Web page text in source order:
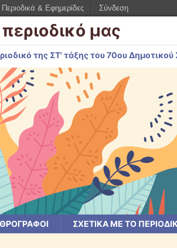
μας
της ΣΤ' τάξης του 70ου
ΣΧΕΤΙΚΆ ΜΕ ΤΟ
& Εφημερίδες Σύνδεση